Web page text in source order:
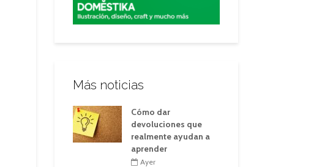
Más noticias
Cómo dar
devoluciones que
realmente ayudan a
aprender
Ayer